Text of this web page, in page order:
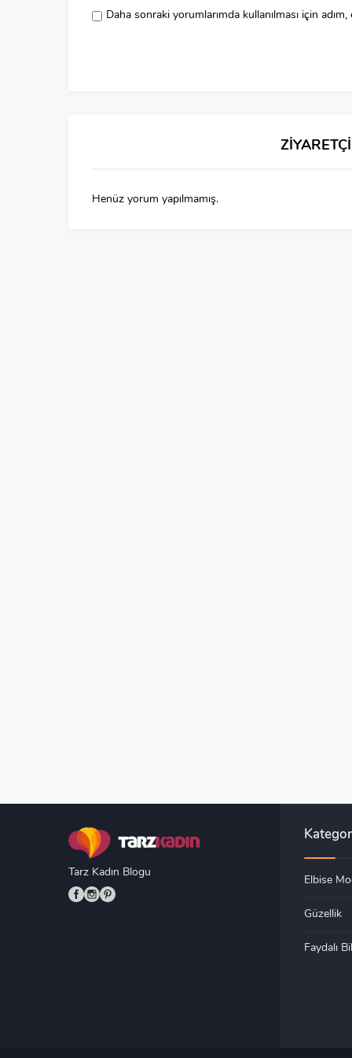
Daha sonraki yorumlarımda kullanılması için
Henüz yorum yapılmamış.
Tarz Kadın Blogu
Elbise
Güzellik
Faydalı